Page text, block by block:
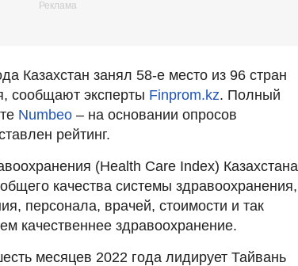
Казахстан занял 58-е место из 96 стран
сообщают эксперты Finprom.kz. Полный
Numbeo – на основании опросов
рейтинг.
(Health Care Index) Казахстана
качества системы здравоохранения,
персонала, врачей, стоимости и так
качественнее здравоохранение.
месяцев 2022 года лидирует Тайвань